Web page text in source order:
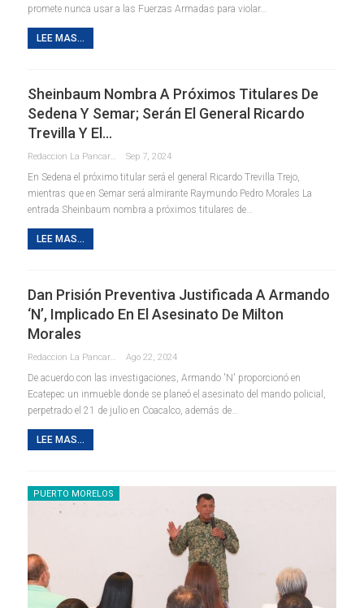
promete nunca usar a las Fuerzas Armadas para violar…
LEE MAS...
Sheinbaum Nombra A Próximos Titulares De
Sedena Y Semar; Serán El General Ricardo
Trevilla Y El…
Redaccion La Pancarta De Quintana Roo Sep 7, 2024
En Sedena el próximo titular será el general Ricardo Trevilla Trejo,
mientras que en Semar será almirante Raymundo Pedro Morales La
entrada Sheinbaum nombra a próximos titulares de…
LEE MAS...
Dan Prisión Preventiva Justificada A Armando
‘N’, Implicado En El Asesinato De Milton
Morales
Redaccion La Pancarta De Quintana Roo Ago 22, 2024
De acuerdo con las investigaciones, Armando 'N' proporcionó en
Ecatepec un inmueble donde se planeó el asesinato del mando policial,
perpetrado el 21 de julio en Coacalco, además de…
LEE MAS...
PUERTO MORELOS